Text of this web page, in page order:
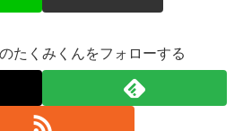
たくみくんをフォローする